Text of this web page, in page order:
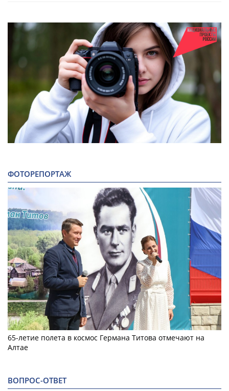
ФОТОРЕПОРТАЖ
65-летие полета в космос Германа Титова отмечают на
Алтае
ВОПРОС-ОТВЕТ